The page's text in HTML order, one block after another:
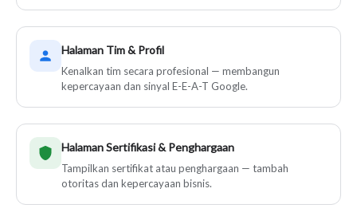
Halaman Tim & Profil
Kenalkan tim secara profesional — membangun
kepercayaan dan sinyal E-E-A-T Google.
Halaman Sertifikasi & Penghargaan
Tampilkan sertifikat atau penghargaan — tambah
otoritas dan kepercayaan bisnis.